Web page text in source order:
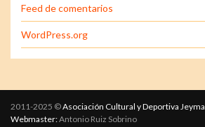
Feed de comentarios
WordPress.org
2011-2025 ©Asociación Cultural y Deportiva Jeyma
Webmaster:Antonio Ruiz Sobrino